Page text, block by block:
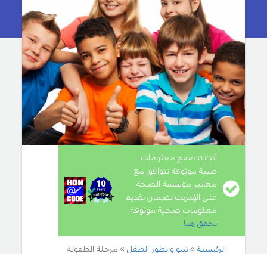
أنت تتصفح معلومات
طبية موثوقة تتوافق مع
معايير مؤسسة الصحة
على الإنترنت لضمان تقديم
معلومات صحية موثوقة,
تحقق هنا
الرئيسية نمو و تطور الطفل
مرحلة الطفولة